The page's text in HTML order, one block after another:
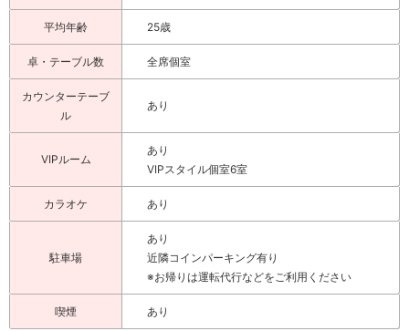
平均年齢 25歳
卓・テーブル数 全席個室
カウンターテーブ
ル
あり
VIPルーム
あり
VIPスタイル個室6室
カラオケ あり
駐車場
あり
近隣コインパーキング有り
※お帰りは運転代行などをご利用ください
喫煙 あり